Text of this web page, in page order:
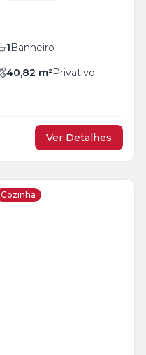
1Banheiro
40,82 m²Privativo
Ver Detalhes
Cozinha